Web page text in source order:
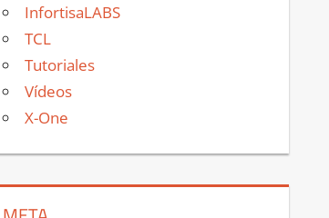
InfortisaLABS
TCL
Tutoriales
Vídeos
X-One